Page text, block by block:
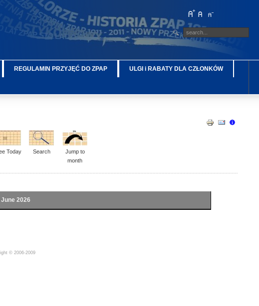
REGULAMIN PRZYJĘĆ DO ZPAP ULGI i RABATY DLA CZŁONKÓW
Today Search
Jump to
month
2026
© 2006-2009